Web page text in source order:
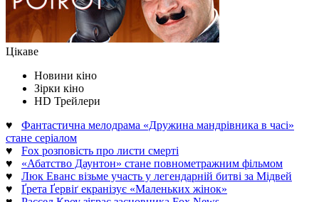
Цікаве
Новини кіно
Зірки кіно
HD Трейлери
♥ Фантастична мелодрама «Дружина мандрівника в часі»
стане серіалом
♥ Fox розповість про листи смерті
♥ «Абатство Даунтон» стане повнометражним фільмом
♥ Люк Еванс візьме участь у легендарній битві за Мідвей
♥ Ґрета Ґервіґ екранізує «Маленьких жінок»